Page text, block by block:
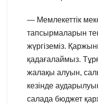
— Мемлекеттік
тапсырмаларын
жүргіземіз.
қадағалаймыз.
жалақы алуын,
кезінде
салада бюджет